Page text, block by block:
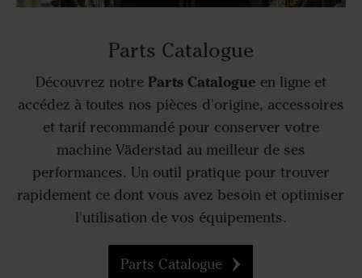
Parts Catalogue
Découvrez notre Parts Catalogue en ligne et
accédez à toutes nos pièces d'origine, accessoires
et tarif recommandé pour conserver votre
machine Väderstad au meilleur de ses
performances. Un outil pratique pour trouver
rapidement ce dont vous avez besoin et optimiser
l'utilisation de vos équipements.
Parts Catalogue